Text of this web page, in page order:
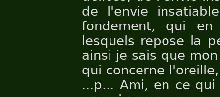
de l'envie
fondement, qui
lesquels repose la
ainsi je sais que
qui concerne
...p... Ami, en ce